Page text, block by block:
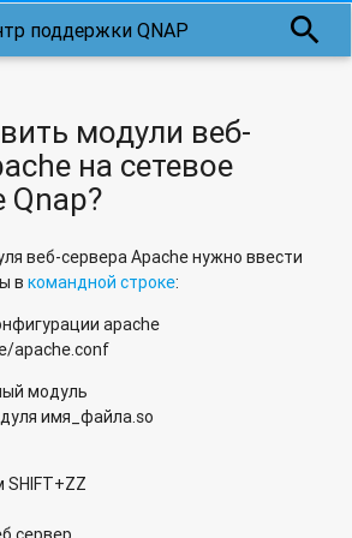
именами?
облачная служба MyQnapCloud через
дополнительные параметры в
Station в настройках приложения,
записью admin?
QNAP в роли RODC (Read-Only
не подключаться к Windows
я могу предоставить доступ к
хранилищам серии TVS-x63
поддержки QNAP search
модули веб-
на сетевое
веб-сервера Apache нужно ввести
вкомандной строке:
apache
apache.conf
модуль
имя_файла.so
SHIFT+ZZ